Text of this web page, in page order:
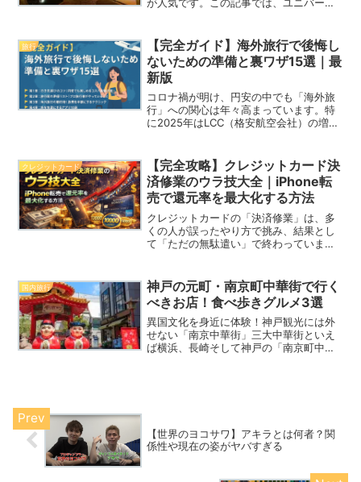
物や参加のメリット、実際に参加した感
想についてもお伝えしま...
旅行
【完全ガイド】海外旅行で後悔し
ないための準備と裏ワザ15選｜最
新版
コロナ禍が明け、円安の中でも「海外旅
行」への関心は年々高まっています。特
に2025年はLCC（格安航空会社）の増便
外を旅する人が急増中です。この記事で
は、海外旅行を20...
クレジットカード
【完全攻略】クレジットカード決
済修業のウラ技大全｜iPhone転
売で還元率を最大化する方法
クレジットカードの「決済修業」は、多
くの人が誤ったやり方で挑み、結果とし
て「ただの無駄遣い」で終わっていま
によっては実質利益率100％を超える形で
条件達成することも可能...
国内旅行
神戸の元町・南京町中華街で行く
べきお店！食べ歩きグルメ3選
異国文化を身近に体験！神戸観光には外
せない「南京中華街」三大中華街といえ
ば横浜、長崎そして神戸の「南京町中華
【世界のヨコサワ】アキラとは何者？関
係性や現在の姿がヤバすぎる